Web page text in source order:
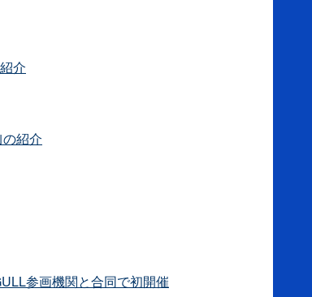
介
紹介
参画機関と合同で初開催